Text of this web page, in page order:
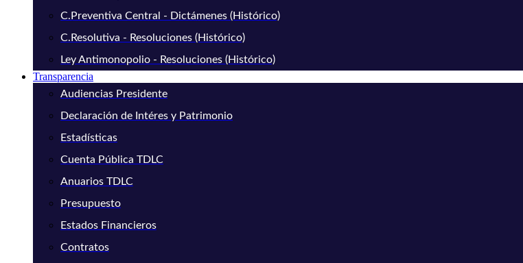
C.Preventiva Central - Dictámenes (Histórico)
C.Resolutiva - Resoluciones (Histórico)
Ley Antimonopolio - Resoluciones (Histórico)
Transparencia
Audiencias Presidente
Declaración de Intéres y Patrimonio
Estadísticas
Cuenta Pública TDLC
Anuarios TDLC
Presupuesto
Estados Financieros
Contratos